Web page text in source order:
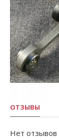
ОТЗЫВЫ
Нет отзывов